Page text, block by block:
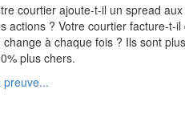
courtier ajoute-t-il un spread
actions ? Votre courtier facture-t-il
change à chaque fois ? Ils sont
plus chers.
preuve...